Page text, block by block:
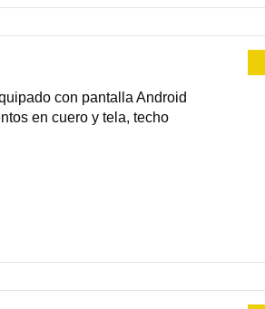
con pantalla Android
en cuero y tela, techo